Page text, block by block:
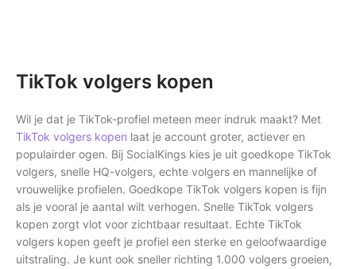
TikTok volgers kopen
Wil je dat je TikTok-profiel meteen meer indruk maakt? Met
TikTok volgers kopen laat je account groter, actiever en
populairder ogen. Bij SocialKings kies je uit goedkope TikTok
volgers, snelle HQ-volgers, echte volgers en mannelijke of
vrouwelijke profielen. Goedkope TikTok volgers kopen is fijn
als je vooral je aantal wilt verhogen. Snelle TikTok volgers
kopen zorgt vlot voor zichtbaar resultaat. Echte TikTok
volgers kopen geeft je profiel een sterke en geloofwaardige
uitstraling. Je kunt ook sneller richting 1.000 volgers groeien,